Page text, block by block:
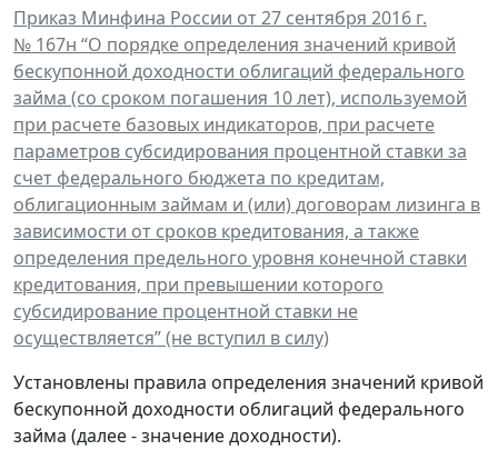
Приказ Минфина России от 27 сентября 2016 г.
№ 167н “О порядке определения значений кривой
бескупонной доходности облигаций федерального
займа (со сроком погашения 10 лет), используемой
при расчете базовых индикаторов, при расчете
параметров субсидирования процентной ставки за
счет федерального бюджета по кредитам,
облигационным займам и (или) договорам лизинга в
зависимости от сроков кредитования, а также
определения предельного уровня конечной ставки
кредитования, при превышении которого
субсидирование процентной ставки не
осуществляется” (не вступил в силу)
Установлены правила определения значений кривой
бескупонной доходности облигаций федерального
займа (далее - значение доходности).